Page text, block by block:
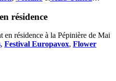
résidence
en résidence à la Pépinière de Mai
, Festival Europavox, Flower